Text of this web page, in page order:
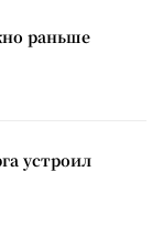
раньше
устроил